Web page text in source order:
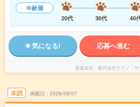
年齢層
20代
30代 40
気になる! 応募へ進む
派遣会社 株式会社テクノ・サ
未読 掲載日 2026/08/07